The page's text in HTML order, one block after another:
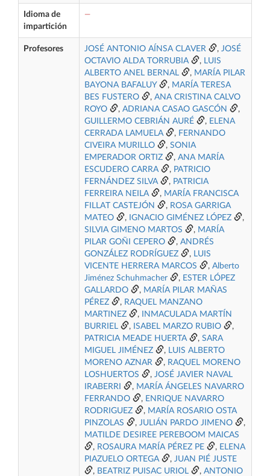
Idioma de
impartición
—
Profesores JOSÉ ANTONIO AÍNSA CLAVER , JOSÉ
OCTAVIO ALDA TORRUBIA
, LUIS
ALBERTO ANEL BERNAL
, MARÍA PILAR
BAYONA BAFALUY
, MARÍA TERESA
BES FUSTERO
, ANA CRISTINA CALVO
ROYO
, ADRIANA CASAO GASCÓN
,
GUILLERMO CEBRIÁN AURÉ
, ELENA
CERRADA LAMUELA
, FERNANDO
CIVEIRA MURILLO
, SONIA
EMPERADOR ORTIZ
, ANA MARÍA
ESCUDERO CARRA
, PATRICIO
FERNÁNDEZ SILVA
, PATRICIA
FERREIRA NEILA
, MARÍA FRANCISCA
FILLAT CASTEJÓN
, ROSA GARRIGA
MATEO
, IGNACIO GIMÉNEZ LÓPEZ
,
SILVIA GIMENO MARTOS
, MARÍA
PILAR GOÑI CEPERO
, ANDRÉS
GONZÁLEZ RODRÍGUEZ
, LUIS
VICENTE HERRERA MARCOS
, Alberto
Jiménez Schuhmacher
, ESTER LÓPEZ
GALLARDO
, MARÍA PILAR MAÑAS
PÉREZ
, RAQUEL MANZANO
MARTINEZ
,
INMACULADA MARTÍN
BURRIEL
, ISABEL MARZO RUBIO
,
PATRICIA MEADE HUERTA
, SARA
MIGUEL JIMÉNEZ
, LUIS ALBERTO
MORENO AZNAR
, RAQUEL MORENO
LOSHUERTOS
, JOSÉ JAVIER NAVAL
IRABERRI
, MARÍA ÁNGELES NAVARRO
FERRANDO
, ENRIQUE NAVARRO
RODRIGUEZ
, MARÍA ROSARIO OSTA
PINZOLAS
, JULIÁN PARDO JIMENO
,
MATILDE DESIREE PEREBOOM MAICAS
, ROSAURA MARÍA PÉREZ PE , ELENA
PIAZUELO ORTEGA
, JUAN PIÉ JUSTE
, BEATRIZ PUISAC URIOL , ANTONIO